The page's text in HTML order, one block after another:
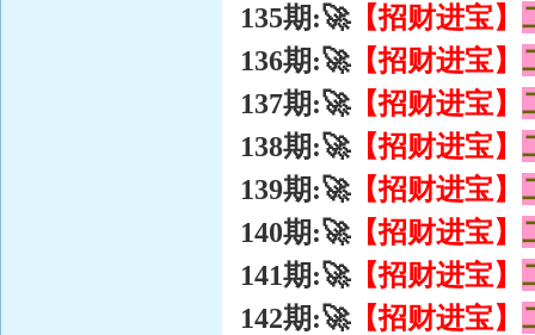
135期:🚀【招财进宝】
136期:🚀【招财进宝】
137期:🚀【招财进宝】
138期:🚀【招财进宝】
139期:🚀【招财进宝】
140期:🚀【招财进宝】
141期:🚀【招财进宝】
142期:🚀【招财进宝】